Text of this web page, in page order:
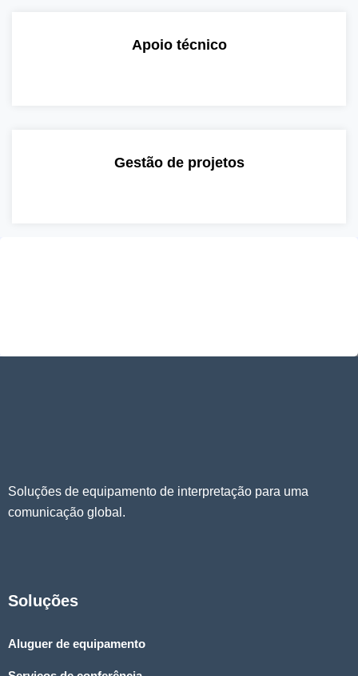
Apoio técnico
Gestão de projetos
Soluções de equipamento de interpretação para uma
comunicação global.
Soluções
Aluguer de equipamento